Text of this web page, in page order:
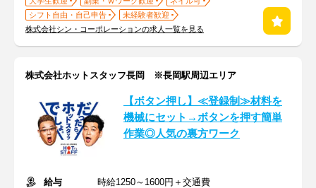
シフト自由・自己申告
未経験者歓迎
株式会社シン・コーポレーションの求人一覧を見る
株式会社ホットスタッフ長岡 ※長岡駅周辺エリア
【ボタン押し】≪登録制≫材料を
機械にセット→ボタンを押す簡単
作業◎人気の裏方ワーク
給与
時給1250～1600円＋交通費